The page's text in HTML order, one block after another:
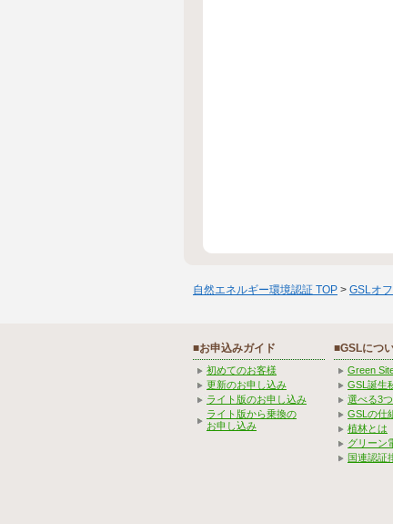
自然エネルギー環境認証 TOP > GSLオ
■お申込みガイド
初めてのお客様
更新のお申し込み
ライト版のお申し込み
ライト版から乗換の
お申し込み
■GSLにつ
Green
GSL誕生
選べる3
GSLの仕
植林とは
グリーン
国連認証